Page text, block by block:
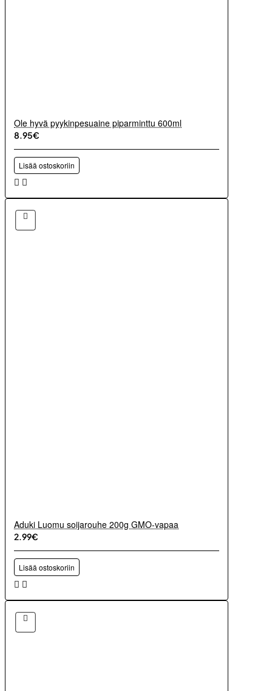
Ole hyvä pyykinpesuaine piparminttu 600ml
8.95€
Lisää ostoskoriin
Aduki Luomu soijarouhe 200g GMO-vapaa
2.99€
Lisää ostoskoriin